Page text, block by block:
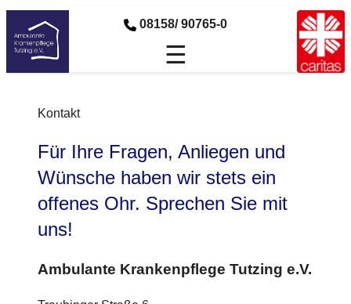
08158/ 90765-0
☰
Kontakt
Für Ihre Fragen, Anliegen und
Wünsche haben wir stets ein
offenes Ohr. Sprechen Sie mit
uns!
Ambulante Krankenpflege Tutzing e.V.